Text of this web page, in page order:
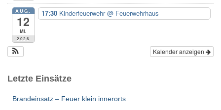
AUG.
12
Mi.
2026
17:30 Kinderfeuerwehr@ Feuerwehrhaus
Kalender anzeigen
Letzte Einsätze
Brandeinsatz – Feuer klein innerorts